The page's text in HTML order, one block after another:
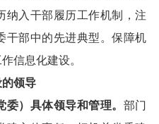
纳入干部履历工作机制，注
干部中的先进典型。保障机
信息化建设。
领导
委）具体领导和管理。 部门